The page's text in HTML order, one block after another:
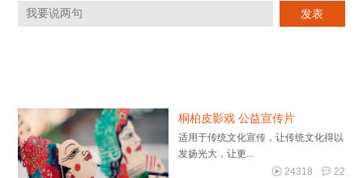
桐柏皮影戏 公益宣传片
适用于传统文化宣传，让传统文化得以
发扬光大，让更...
22
24318